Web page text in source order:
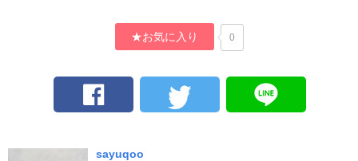
★お気に入り 0
sayuqoo